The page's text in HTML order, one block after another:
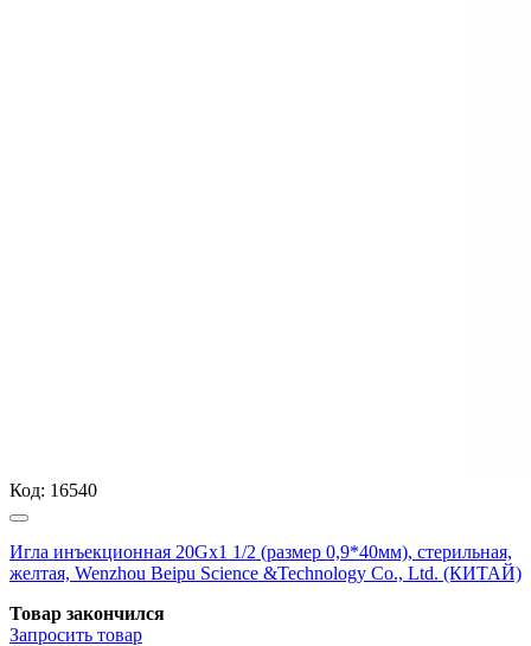
Код: 16540
Игла инъекционная 20Gх1 1/2 (размер 0,9*40мм), стерильная,
желтая, Wenzhou Beipu Science &Technology Co., Ltd. (КИТАЙ)
Товар закончился
Запросить товар